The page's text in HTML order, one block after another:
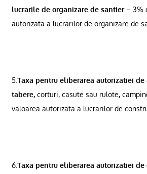
lucrarile de organizare de santier– 3%
autorizata a lucrarilor de organizare de
5.Taxa pentru eliberarea autorizatiei de
tabere, corturi, casute sau rulote,
valoarea autorizata a lucrarilor de
6.Taxa pentru eliberarea autorizatiei